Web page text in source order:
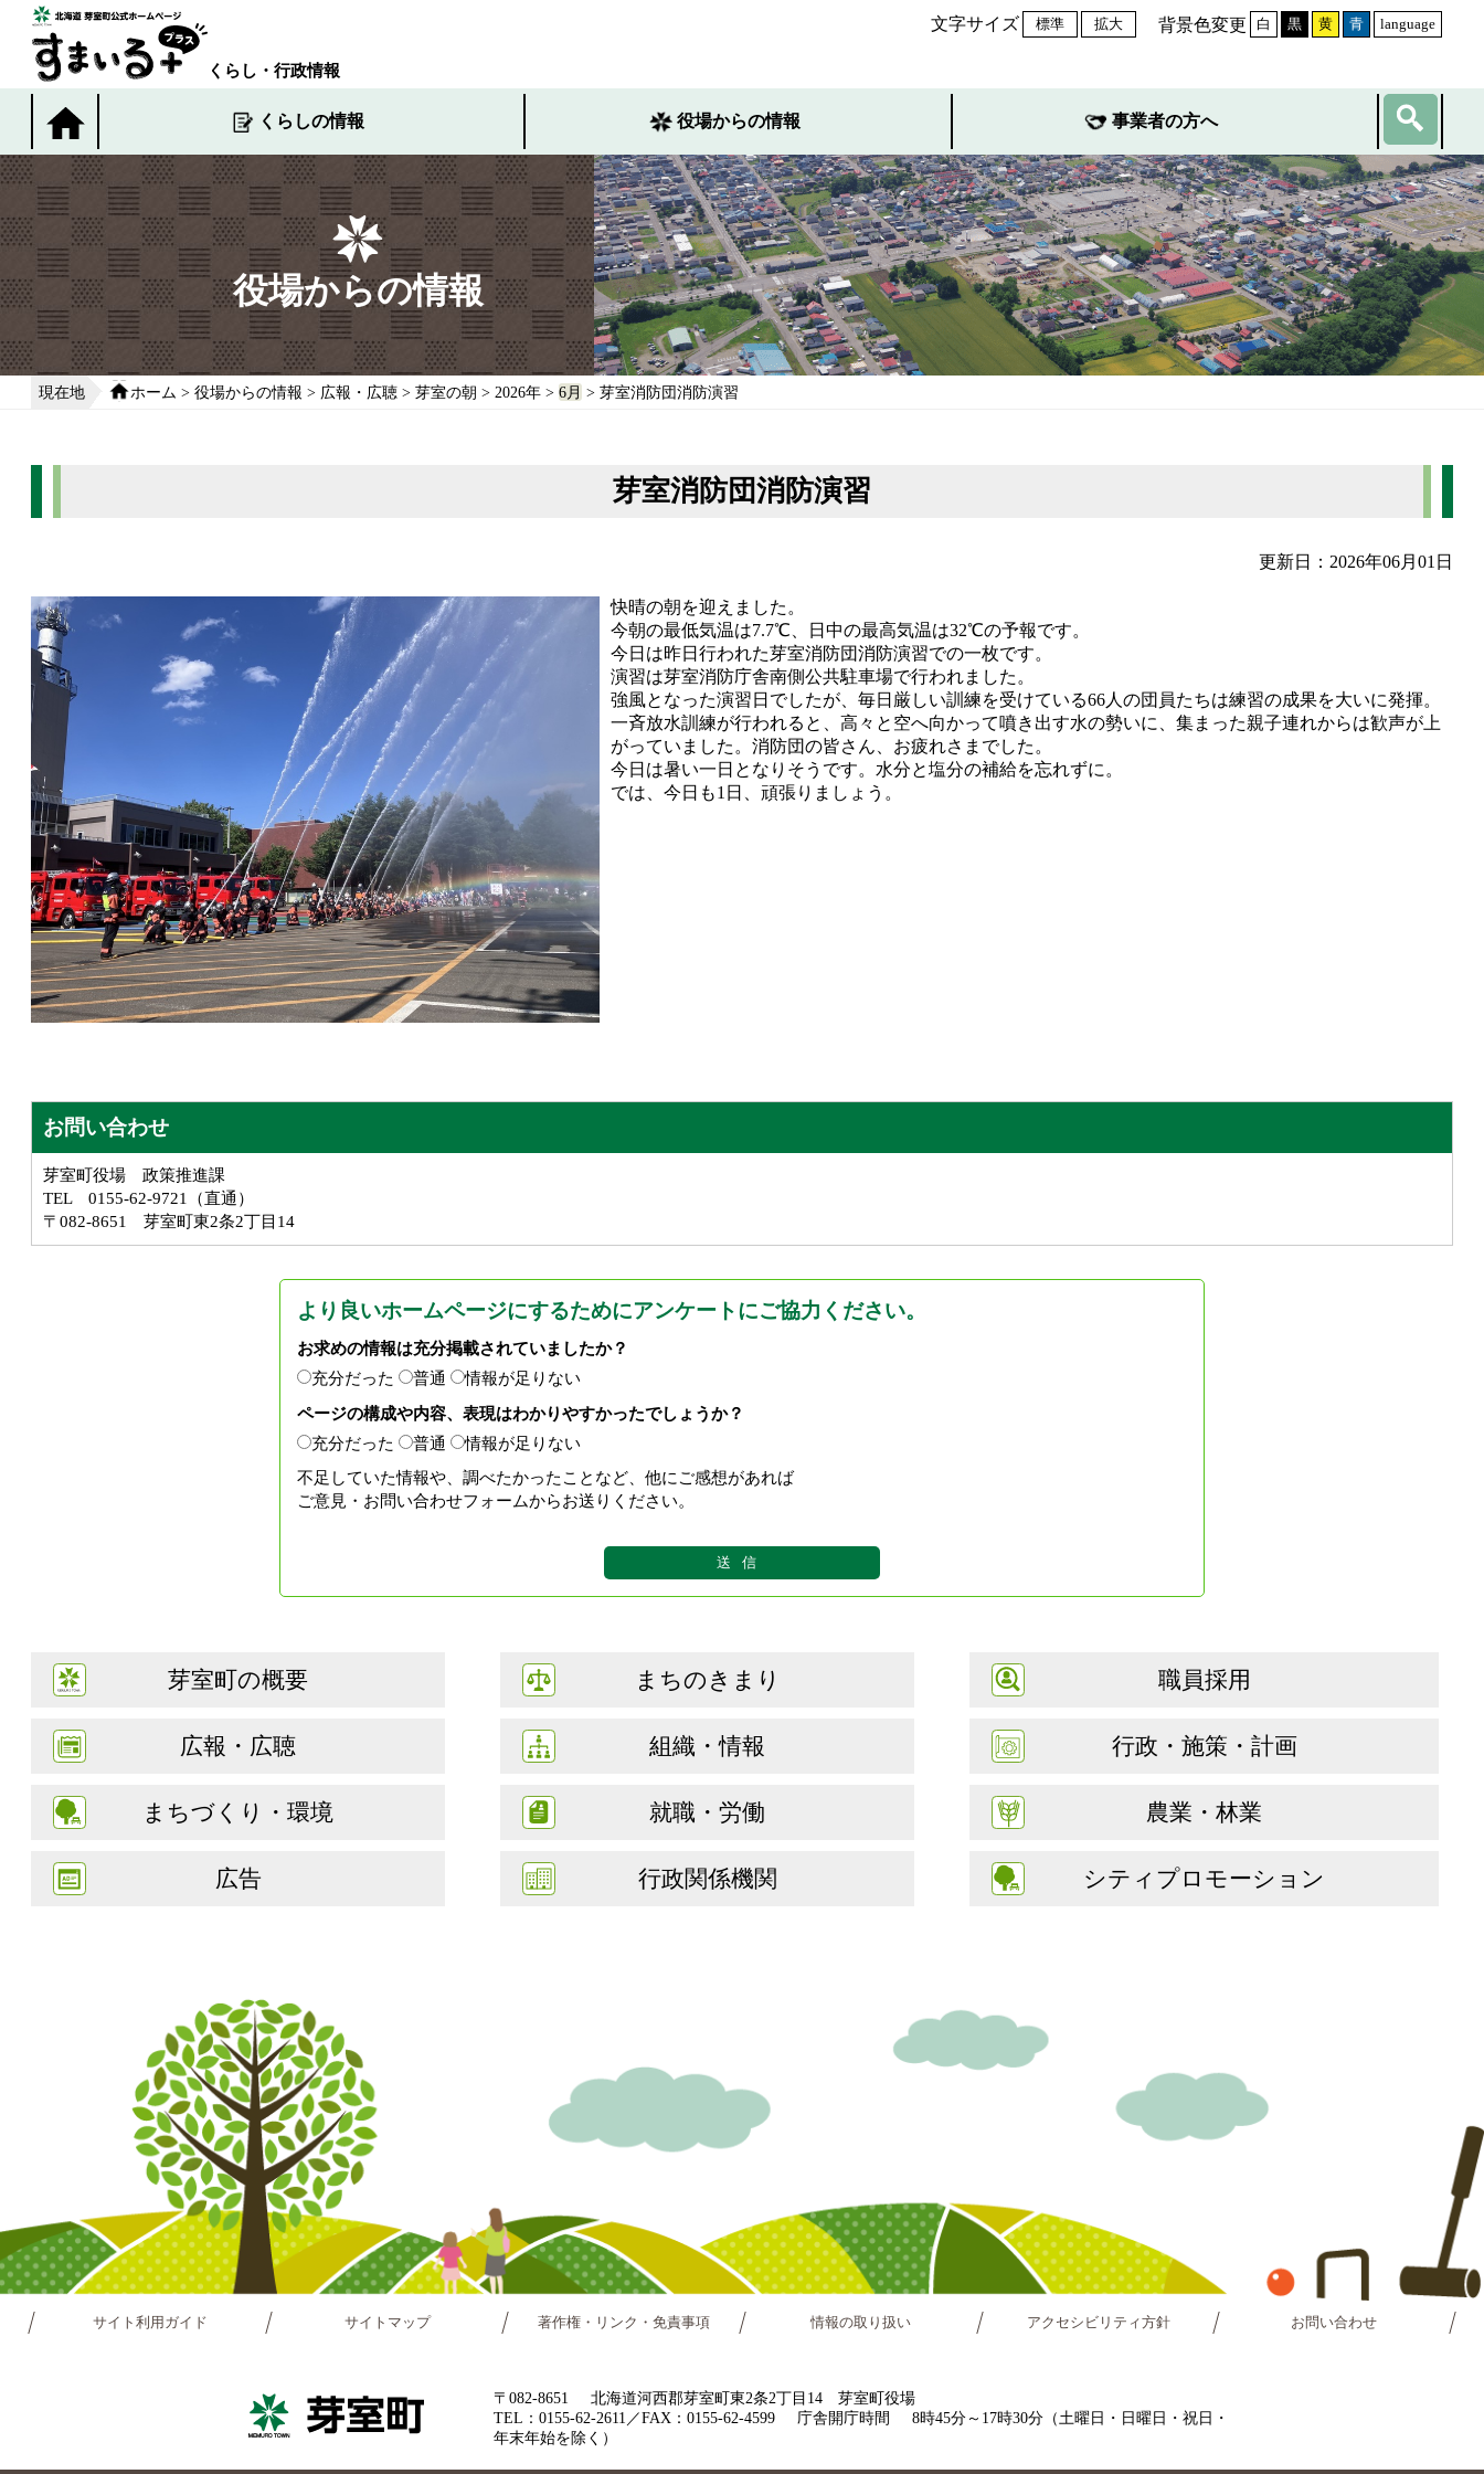
くらし・行政情報
文字サイズ 標準 拡大 背景色変更 白 黒 黄 青 language
くらしの情報 役場からの情報 事業者の方へ
役場からの情報
現在地 ホーム > 役場からの情報 > 広報・広聴 > 芽室の朝 > 2026年 > 6月 > 芽室消防団消防演習
芽室消防団消防演習
更新日：2026年06月01日
快晴の朝を迎えました。
今朝の最低気温は7.7℃、日中の最高気温は32℃の予報です。
今日は昨日行われた芽室消防団消防演習での一枚です。
演習は芽室消防庁舎南側公共駐車場で行われました。
強風となった演習日でしたが、毎日厳しい訓練を受けている66人の団員たちは練習の成果を大いに発揮。
一斉放水訓練が行われると、高々と空へ向かって噴き出す水の勢いに、集まった親子連れからは歓声が上
がっていました。消防団の皆さん、お疲れさまでした。
今日は暑い一日となりそうです。水分と塩分の補給を忘れずに。
では、今日も1日、頑張りましょう。
お問い合わせ
芽室町役場 政策推進課
TEL 0155-62-9721（直通）
〒082-8651 芽室町東2条2丁目14
より良いホームページにするためにアンケートにご協力ください。
お求めの情報は充分掲載されていましたか？
充分だった
普通
情報が足りない
ページの構成や内容、表現はわかりやすかったでしょうか？
充分だった
普通
情報が足りない
不足していた情報や、調べたかったことなど、他にご感想があれば
ご意見・お問い合わせフォームからお送りください。
芽室町の概要 まちのきまり 職員採用
広報・広聴 組織・情報 行政・施策・計画
まちづくり・環境 就職・労働 農業・林業
広告 行政関係機関 シティプロモーション
サイト利用ガイド サイトマップ 著作権・リンク・免責事項 情報の取り扱い アクセシビリティ方針 お問い合わせ
〒082-8651
北海道河西郡芽室町東2条2丁目14 芽室町役場
TEL：0155-62-2611／FAX：0155-62-4599
庁舎開庁時間
8時45分～17時30分（土曜日・日曜日・祝日・
年末年始を除く）